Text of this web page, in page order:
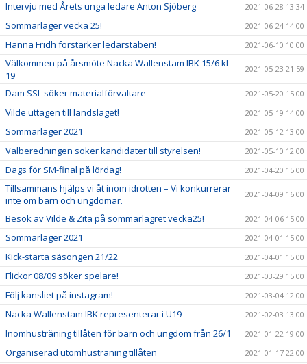
Intervju med Årets unga ledare Anton Sjöberg 2021-06-28 13:34
Sommarläger vecka 25! 2021-06-24 14:00
Hanna Fridh förstärker ledarstaben! 2021-06-10 10:00
Välkommen på årsmöte Nacka Wallenstam IBK 15/6 kl
19
2021-05-23 21:59
Dam SSL söker materialförvaltare 2021-05-20 15:00
Vilde uttagen till landslaget! 2021-05-19 14:00
Sommarläger 2021 2021-05-12 13:00
Valberedningen söker kandidater till styrelsen! 2021-05-10 12:00
Dags för SM-final på lördag! 2021-04-20 15:00
Tillsammans hjälps vi åt inom idrotten – Vi konkurrerar
inte om barn och ungdomar.
2021-04-09 16:00
Besök av Vilde & Zita på sommarlägret vecka25! 2021-04-06 15:00
Sommarläger 2021 2021-04-01 15:00
Kick-starta säsongen 21/22 2021-04-01 15:00
Flickor 08/09 söker spelare! 2021-03-29 15:00
Följ kansliet på instagram! 2021-03-04 12:00
Nacka Wallenstam IBK representerar i U19 2021-02-03 13:00
Inomhusträning tillåten för barn och ungdom från 26/1 2021-01-22 19:00
Organiserad utomhusträning tillåten 2021-01-17 22:00